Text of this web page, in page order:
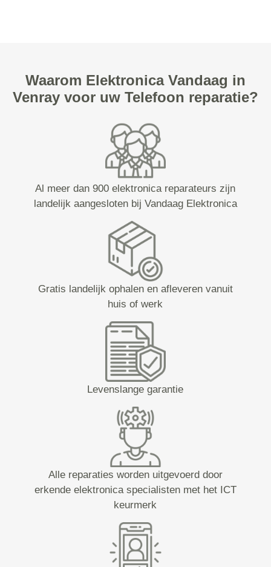
Waarom Elektronica Vandaag in
Venray voor uw Telefoon reparatie?
Al meer dan 900 elektronica reparateurs zijn
landelijk aangesloten bij Vandaag Elektronica
Gratis landelijk ophalen en afleveren vanuit
huis of werk
Levenslange garantie
Alle reparaties worden uitgevoerd door
erkende elektronica specialisten met het ICT
keurmerk